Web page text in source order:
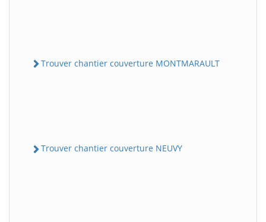
Trouver chantier couverture MONTMARAULT
Trouver chantier couverture NEUVY